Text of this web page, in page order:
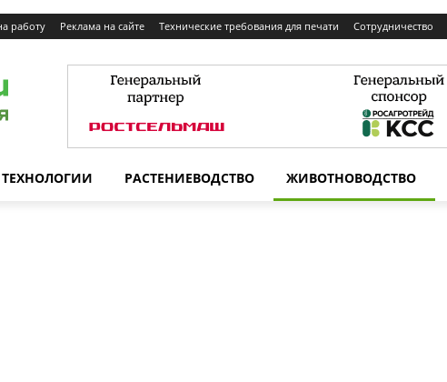
работу Реклама на сайте Технические требования для печати Сотрудничество
ТЕХНОЛОГИИ РАСТЕНИЕВОДСТВО ЖИВОТНОВОДСТВО